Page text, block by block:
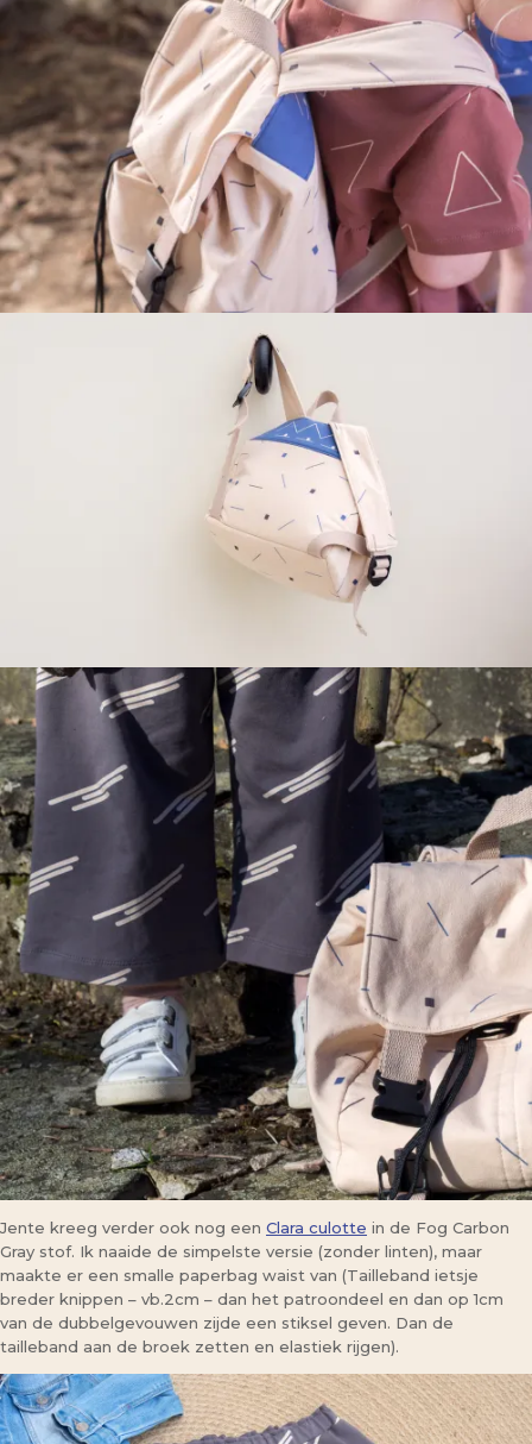
Jente kreeg verder ook nog een Clara culotte in de Fog Carbon
Gray stof. Ik naaide de simpelste versie (zonder linten), maar
maakte er een smalle paperbag waist van (Tailleband ietsje
breder knippen – vb.2cm – dan het patroondeel en dan op 1cm
van de dubbelgevouwen zijde een stiksel geven. Dan de
tailleband aan de broek zetten en elastiek rijgen).